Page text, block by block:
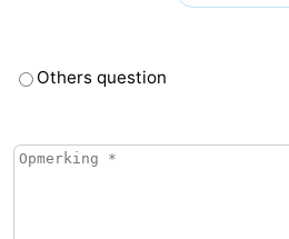
Others question